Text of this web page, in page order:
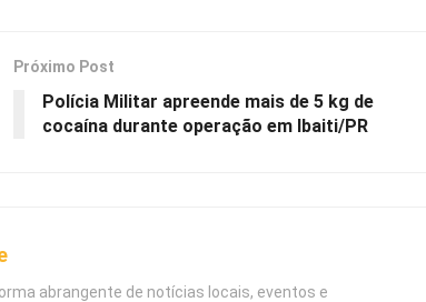
Próximo Post
Polícia Militar apreende mais de 5 kg de
cocaína durante operação em Ibaiti/PR
abrangente de notícias locais, eventos e